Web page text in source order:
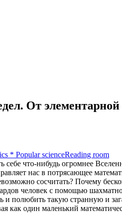
От
* Popular scienceReading room
себе что-нибудь огромнее
нас в потрясающее
сосчитать? Почему
человек с помощью
и полюбить такую странную и
как один маленький